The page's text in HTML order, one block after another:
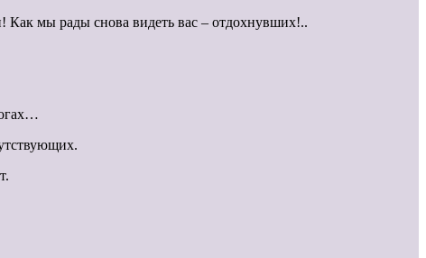
Как мы рады снова видеть вас – отдохнувших!..